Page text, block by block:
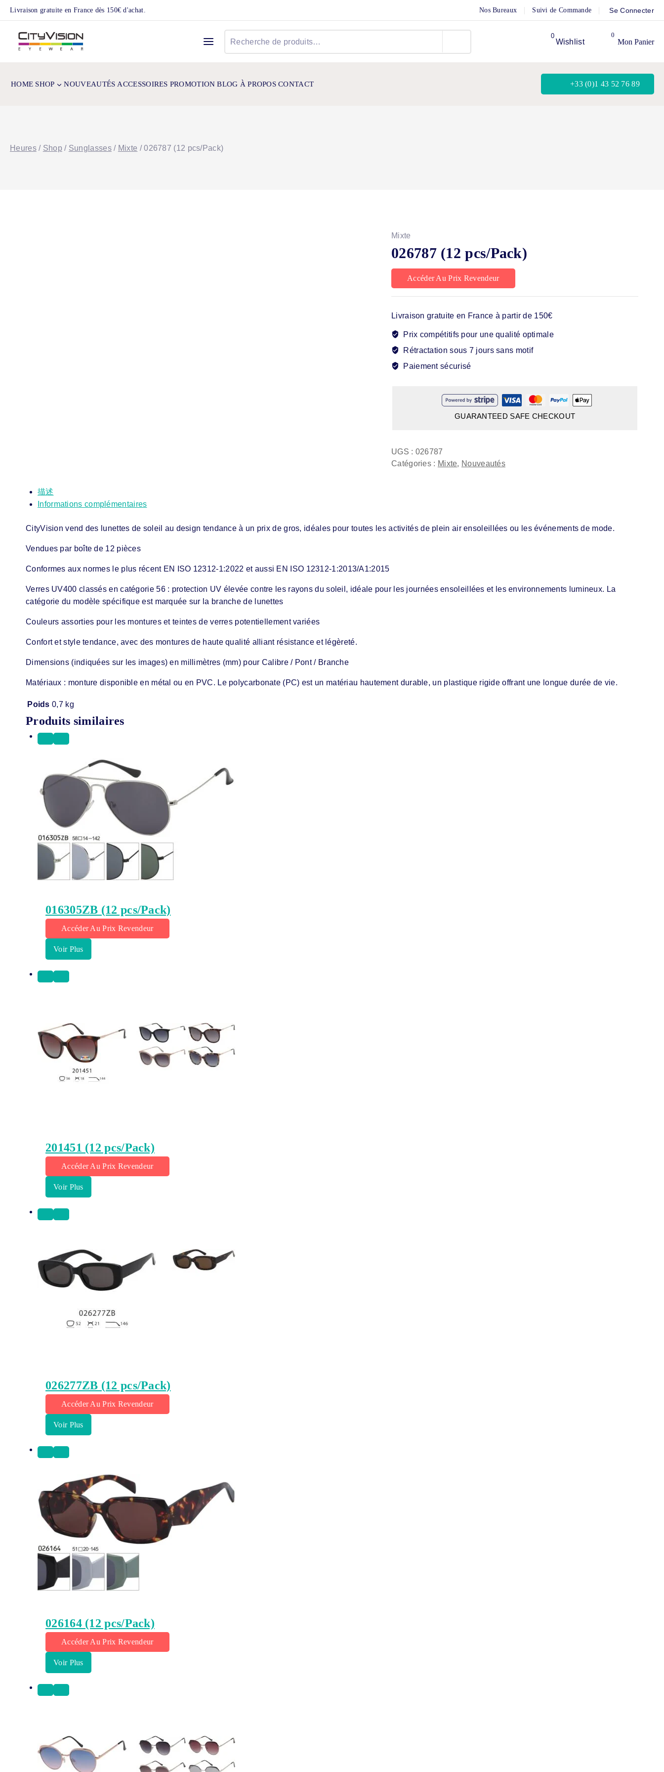
Skip
content
Livraison gratuite en France dès 150€ d'achat. Nos Bureaux Suivi de Commande Se Connecter
Wishlist
0
Mon Panier
HOME SHOP NOUVEAUTÉS ACCESSOIRES PROMOTION BLOG À PROPOS CONTACT +33 (0)1 43 52 76 89
Heures / Shop / Sunglasses / Mixte / 026787 (12 pcs/Pack)
Mixte
026787 (12 pcs/Pack)
Accéder Au Prix Revendeur
Livraison gratuite en France à partir de 150€
Prix compétitifs pour une qualité optimale
Rétractation sous 7 jours sans motif
Paiement sécurisé
GUARANTEED SAFE CHECKOUT
UGS : 026787
Catégories : Mixte, Nouveautés
描述
Informations complémentaires
CityVision vend des lunettes de soleil au design tendance à un prix de gros, idéales pour toutes les activités de plein air ensoleillées ou les événements de mode.
Vendues par boîte de 12 pièces
Conformes aux normes le plus récent EN ISO 12312-1:2022 et aussi EN ISO 12312-1:2013/A1:2015
Verres UV400 classés en catégorie 56 : protection UV élevée contre les rayons du soleil, idéale pour les journées ensoleillées et les environnements lumineux. La
catégorie du modèle spécifique est marquée sur la branche de lunettes
Couleurs assorties pour les montures et teintes de verres potentiellement variées
Confort et style tendance, avec des montures de haute qualité alliant résistance et légèreté.
Dimensions (indiquées sur les images) en millimètres (mm) pour Calibre / Pont / Branche
Matériaux : monture disponible en métal ou en PVC. Le polycarbonate (PC) est un matériau hautement durable, un plastique rigide offrant une longue durée de vie.
Poids 0,7 kg
Produits similaires
016305ZB (12 pcs/Pack)
Accéder Au Prix Revendeur
Voir Plus
201451 (12 pcs/Pack)
Accéder Au Prix Revendeur
Voir Plus
026277ZB (12 pcs/Pack)
Accéder Au Prix Revendeur
Voir Plus
026164 (12 pcs/Pack)
Accéder Au Prix Revendeur
Voir Plus